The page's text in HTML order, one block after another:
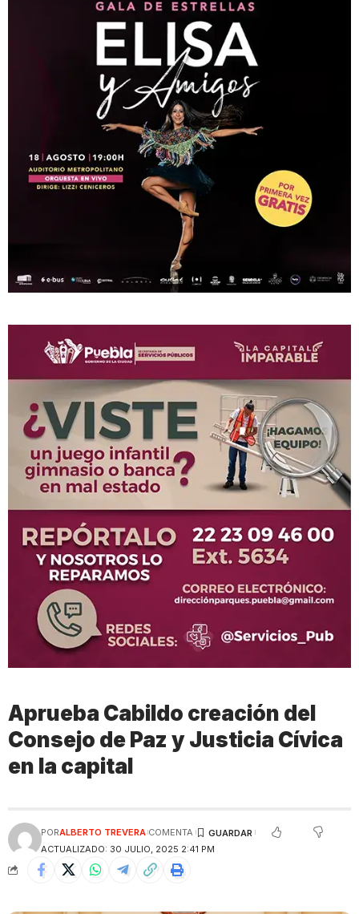
Aprueba Cabildo creación del
Consejo de Paz y Justicia Cívica
en la capital
ACTUALIZADO: 30 JULIO, 2025 2:41 PM
PORALBERTO TREVERA COMENTA